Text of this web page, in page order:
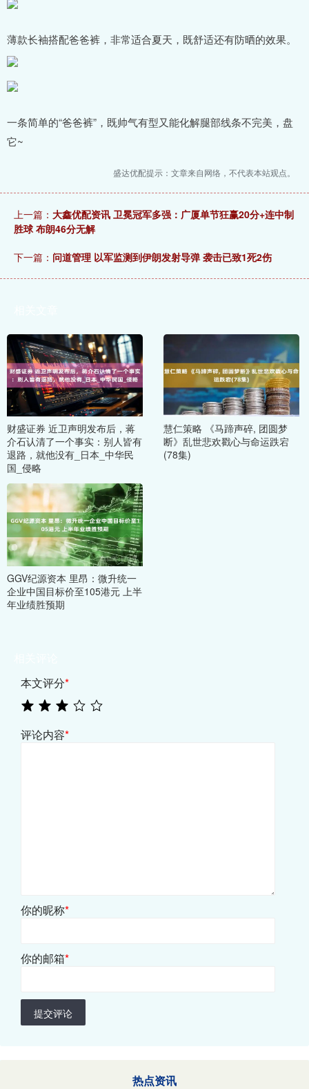
薄款长袖搭配爸爸裤，非常适合夏天，既舒适还有防晒的效果。
一条简单的“爸爸裤”，既帅气有型又能化解腿部线条不完美，盘
它~
盛达优配提示：文章来自网络，不代表本站观点。
上一篇： 大鑫优配资讯 卫冕冠军多强：广厦单节狂赢20分+连中制
胜球 布朗46分无解
下一篇： 问道管理 以军监测到伊朗发射导弹 袭击已致1死2伤
财盛证券 近卫声明发布后，蒋
介石认清了一个事实：别人皆有
退路，就他没有_日本_中华民
国_侵略
慧仁策略 《马蹄声碎, 团圆梦
断》乱世悲欢戳心与命运跌宕
(78集)
GGV纪源资本 里昂：微升统一
企业中国目标价至105港元 上半
年业绩胜预期
本文评分*
评论内容*
你的昵称*
你的邮箱*
提交评论
热点资讯